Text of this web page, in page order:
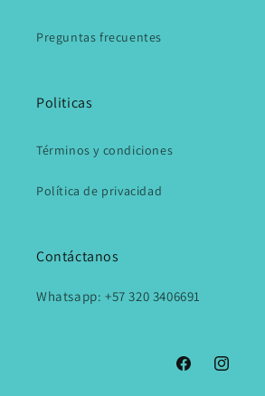
Preguntas frecuentes
Politicas
Términos y condiciones
Política de privacidad
Contáctanos
Whatsapp: +57 320 3406691
FacebookInstagram